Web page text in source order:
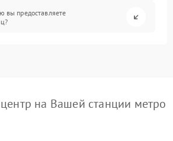
вы предоставляете
на Вашей станции метро